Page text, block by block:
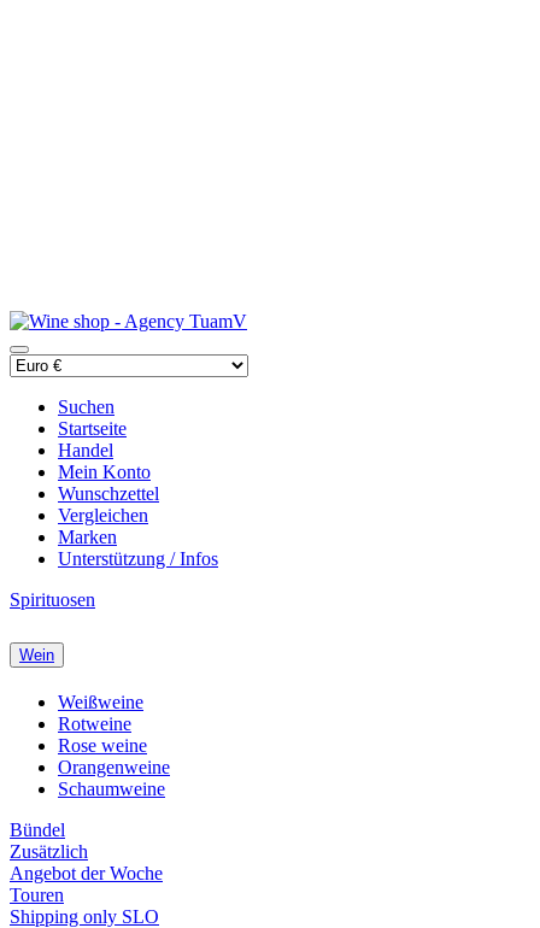
Suchen
Startseite
Handel
Mein Konto
Wunschzettel
Vergleichen
Marken
Unterstützung / Infos
Spirituosen
Wein
Weißweine
Rotweine
Rose weine
Orangenweine
Schaumweine
Bündel
Zusätzlich
Angebot der Woche
Touren
Shipping only SLO